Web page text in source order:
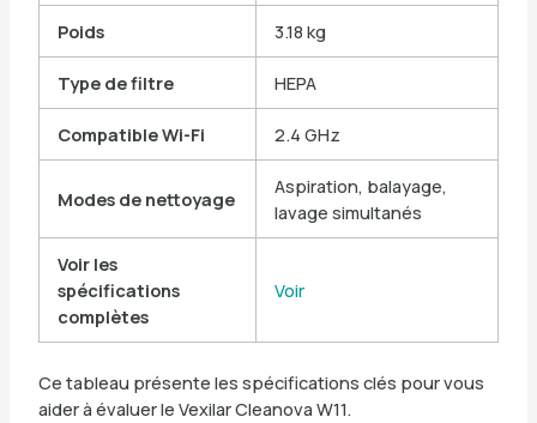
Poids 3.18 kg
Type de filtre HEPA
Compatible Wi-Fi 2.4 GHz
Modes de nettoyage
Aspiration, balayage,
lavage simultanés
Voir les
spécifications
complètes
Voir
Ce tableau présente les spécifications clés pour vous
aider à évaluer le Vexilar Cleanova W11.